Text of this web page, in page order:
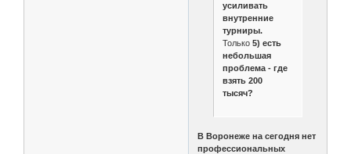
усиливать
внутренние
турниры.
Только 5) есть
небольшая
проблема - где
взять 200
тысяч?
В Воронеже на сегодня нет
профессиональных